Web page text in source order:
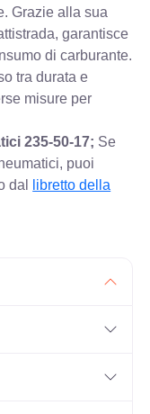
Grazie alla sua
garantisce
di carburante.
tra durata e
misure per
235-50-17; Se
puoi
dal
libretto della